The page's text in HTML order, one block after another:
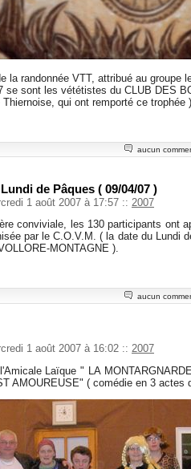
la randonnée VTT, attribué au groupe
se sont les vététistes du CLUB DES
Thiernoise, qui ont remporté ce trophée )
aucun
de Pâques ( 09/04/07 )
1 août 2007 à 17:57 :: 2007
conviviale, les 130 participants ont
par le C.O.V.M. ( la date du Lundi
MONTAGNE ).
aucun
1 août 2007 à 16:02 :: 2007
Laïque " LA
AMOUREUSE" ( comédie en 3 actes